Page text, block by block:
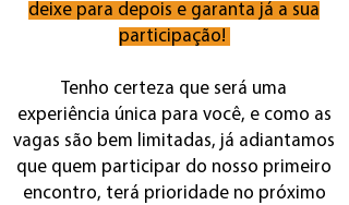
deixe para depois e garanta já a sua
participação!
Tenho certeza que será uma
experiência única para você, e como as
vagas são bem limitadas, já adiantamos
que quem participar do nosso primeiro
encontro, terá prioridade no próximo